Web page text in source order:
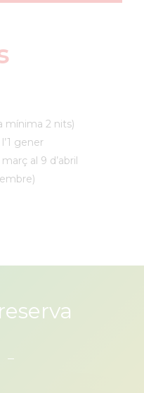
mínima 2 nits)
gener
al 9 d’abril